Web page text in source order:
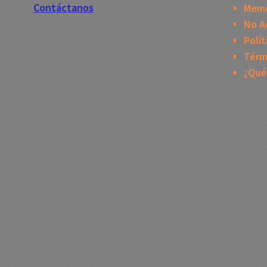
Contáctanos
No